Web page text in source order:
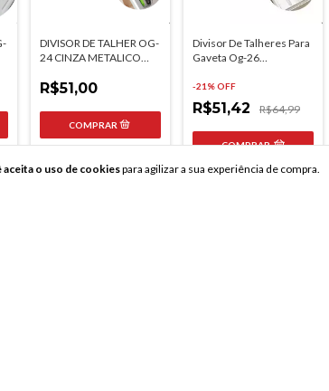
aceita o uso de cookiespara agilizar a sua experiência de compra.
DIVISOR DE TALHER OG-
24 CINZA METALICO
MOLDPLAST
R$51,00
Divisor De Talheres Para
Gaveta Og-26
-21 % OFF
R$51,42 R$64,99
COMPRAR
30em estoque